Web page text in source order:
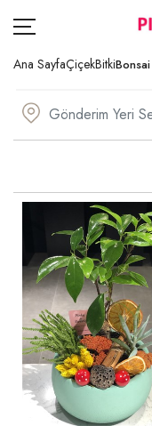
ÇİÇEK
ÖZEL GÜNLER
KİŞİYE ÖZEL
SIPARIŞ TAKIP
ÜYE GIRIŞ
Ana SayfaÇiçekBitkiBonsai